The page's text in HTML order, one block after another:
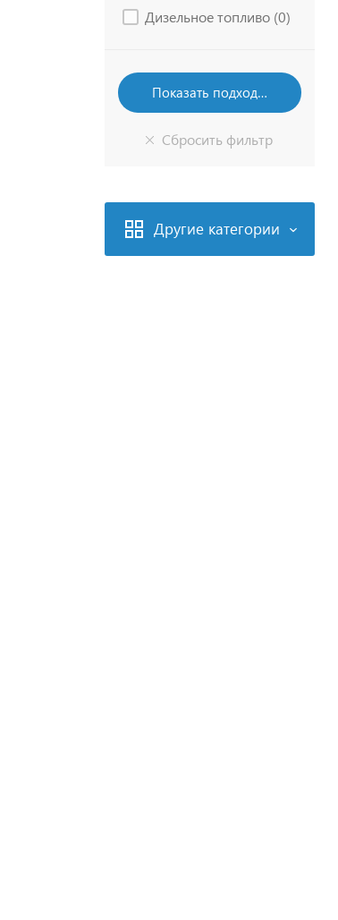
Дизельное топливо (0)
Другие категории